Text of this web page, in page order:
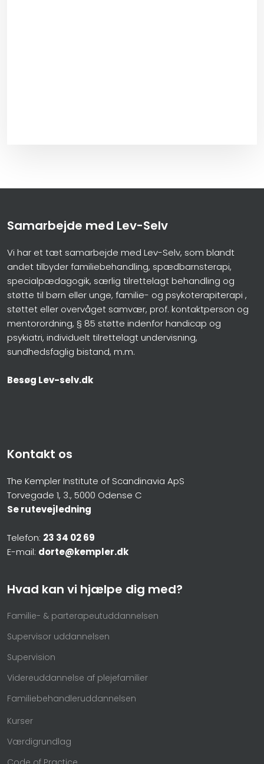
Samarbejde med Lev-Selv
Vi har et tæt samarbejde med Lev-Selv, som blandt
andet tilbyder familiebehandling, spædbarnsterapi,
specialpædagogik, særlig tilrettelagt behandling og
støtte til børn eller unge, familie- og psykoterapiterapi ,
støttet eller overvåget samvær, prof. kontaktperson og
mentorordning, § 85 støtte indenfor handicap og
psykiatri, individuelt tilrettelagt undervisning,
sundhedsfaglig bistand, m.m.
Besøg Lev-selv.dk
Kontakt os
The Kempler Institute of Scandinavia ApS
Torvegade 1, 3., 5000 Odense C
Se rutevejledning
Telefon: 23 34 02 69
E-mail: dorte@kempler.dk
Hvad kan vi hjælpe dig med?
Familie- & parterapeutuddannelsen
Supervisor uddannelsen
Supervision
Videreuddannelse af plejefamilier
Familiebehandleruddannelsen
Kurser
Værdigrundlag​